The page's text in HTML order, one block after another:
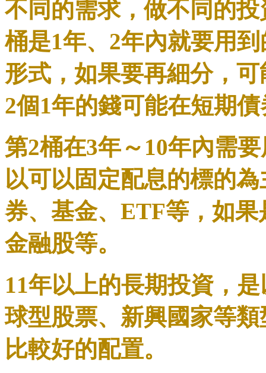
不同的需求，做不同的
桶是1年、2年內就要用
形式，如果要再細分，
2個1年的錢可能在短期
第2桶在3年～10年內需
以可以固定配息的標的
券、基金、ETF等，如
金融股等。
11年以上的長期投資，
球型股票、新興國家等
比較好的配置。